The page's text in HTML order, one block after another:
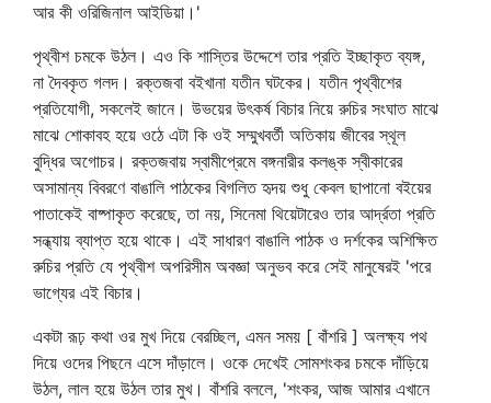
আর কী ওরিজিনাল আইডিয়া।'
পৃথ্বীশ চমকে উঠল। এও কি শাস্তির উদ্দেশে তার প্রতি ইচ্ছাকৃত ব্যঙ্গ,
না দৈবকৃত গলদ। রক্তজবা বইখানা যতীন ঘটকের। যতীন পৃথ্বীশের
প্রতিযোগী, সকলেই জানে। উভয়ের উৎকর্ষ বিচার নিয়ে রুচির সংঘাত মাঝে
মাঝে শোকাবহ হয়ে ওঠে এটা কি ওই সম্মুখবর্তী অতিকায় জীবের স্থূল
বুদ্ধির অগোচর। রক্তজবায় স্বামীপ্রেমে বঙ্গনারীর কলঙ্ক স্বীকারের
অসামান্য বিবরণে বাঙালি পাঠকের বিগলিত হৃদয় শুধু কেবল ছাপানো বইয়ের
পাতাকেই বাষ্পাকৃত করেছে, তা নয়, সিনেমা থিয়েটারেও তার আর্দ্রতা প্রতি
সন্ধ্যায় ব্যাপ্ত হয়ে থাকে। এই সাধারণ বাঙালি পাঠক ও দর্শকের অশিক্ষিত
রুচির প্রতি যে পৃথ্বীশ অপরিসীম অবজ্ঞা অনুভব করে সেই মানুষেরই 'পরে
ভাগ্যের এই বিচার।
একটা রূঢ় কথা ওর মুখ দিয়ে বেরচ্ছিল, এমন সময় [ বাঁশরি ] অলক্ষ্য পথ
দিয়ে ওদের পিছনে এসে দাঁড়ালে। ওকে দেখেই সোমশংকর চমকে দাঁড়িয়ে
উঠল, লাল হয়ে উঠল তার মুখ। বাঁশরি বললে, 'শংকর, আজ আমার এখানে